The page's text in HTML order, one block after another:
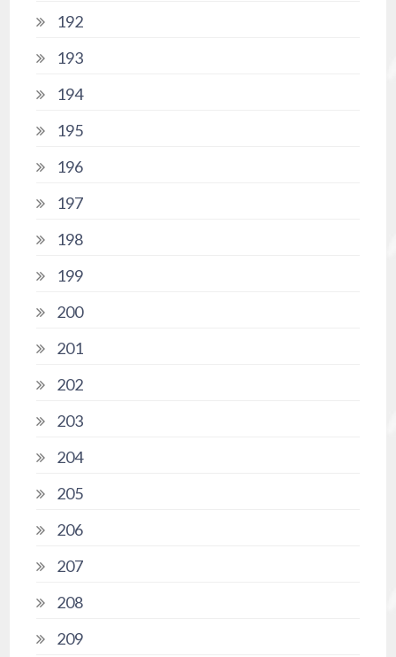
192
193
194
195
196
197
198
199
200
201
202
203
204
205
206
207
208
209